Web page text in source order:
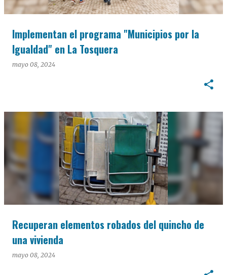
Implementan el programa "Municipios por la
Igualdad" en La Tosquera
mayo 08, 2024
Recuperan elementos robados del quincho de
una vivienda
mayo 08, 2024